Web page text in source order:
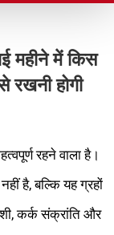
महीने में किस
रखनी होगी
रहने वाला है।
है, बल्कि यह ग्रहों
कर्क संक्रांति और